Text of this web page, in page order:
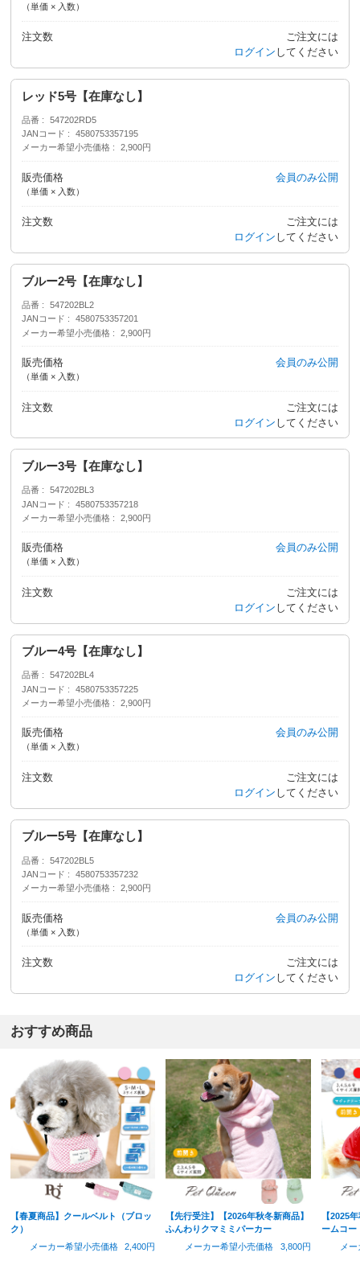
（単価 × 入数）
注文数
ご注文には
ログイン してください
レッド5号【在庫なし】
品番
547202RD5
JANコード
4580753357195
メーカー希望小売価格
2,900円
販売価格
（単価 × 入数）
会員のみ公開
注文数
ご注文には
ログイン してください
ブルー2号【在庫なし】
品番
547202BL2
JANコード
4580753357201
メーカー希望小売価格
2,900円
販売価格
（単価 × 入数）
会員のみ公開
注文数
ご注文には
ログイン してください
ブルー3号【在庫なし】
品番
547202BL3
JANコード
4580753357218
メーカー希望小売価格
2,900円
販売価格
（単価 × 入数）
会員のみ公開
注文数
ご注文には
ログイン してください
ブルー4号【在庫なし】
品番
547202BL4
JANコード
4580753357225
メーカー希望小売価格
2,900円
販売価格
（単価 × 入数）
会員のみ公開
注文数
ご注文には
ログイン してください
ブルー5号【在庫なし】
品番
547202BL5
JANコード
4580753357232
メーカー希望小売価格
2,900円
販売価格
（単価 × 入数）
会員のみ公開
注文数
ご注文には
ログイン してください
おすすめ商品
【春夏商品】クールベルト（ブロッ
ク）
メーカー希望小売価格
2,400円
【先行受注】【2026年秋冬新商品】
ふんわりクマミミパーカー
メーカー希望小売価格
3,800円
【2025
ームコー
メ